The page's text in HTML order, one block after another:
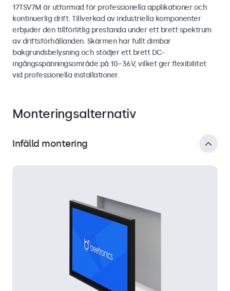
17TSV7M är utformad för professionella applikationer och
kontinuerlig drift. Tillverkad av industriella komponenter
erbjuder den tillförlitlig prestanda under ett brett spektrum
av driftsförhållanden. Skärmen har fullt dimbar
bakgrundsbelysning och stödjer ett brett DC-
ingångsspänningsområde på 10–36V, vilket ger flexibilitet
vid professionella installationer.
Monteringsalternativ
Infälld montering